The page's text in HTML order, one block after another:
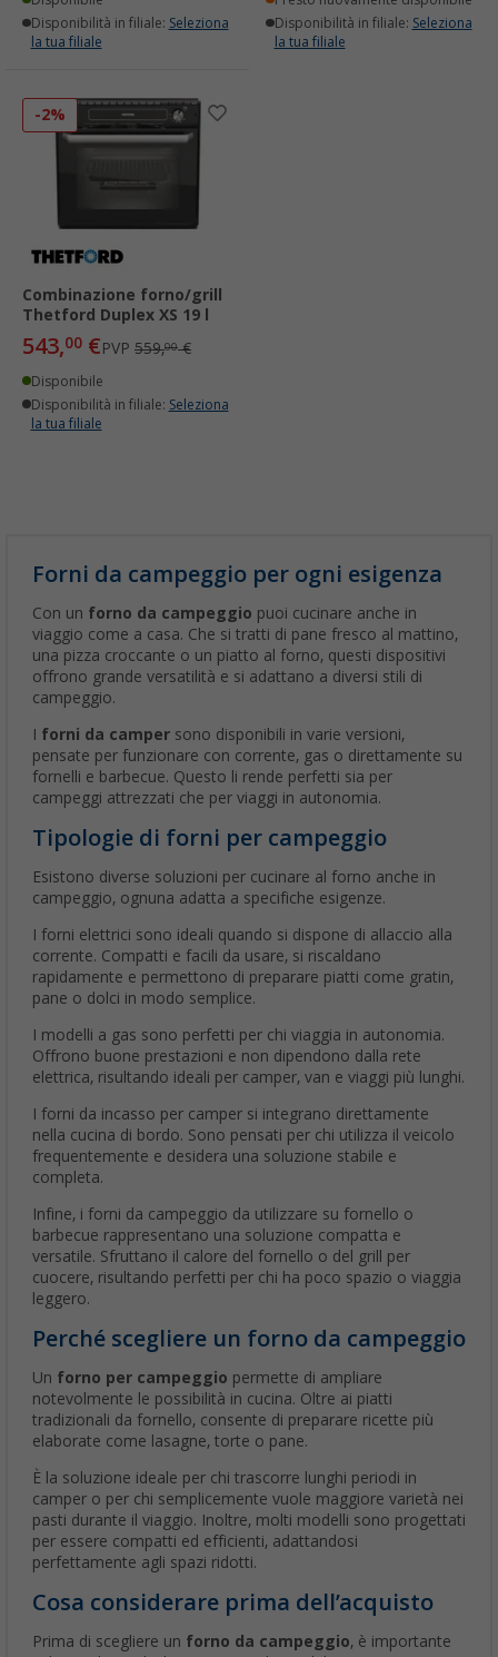
Disponibilità in filiale: Seleziona
la tua filiale
Disponibilità in filiale: Seleziona
la tua filiale
-2%
Combinazione forno/grill
Thetford Duplex XS 19 l
543,00 €PVP 559,00€
Disponibile
Disponibilità in filiale: Seleziona
la tua filiale
Forni da campeggio per ogni esigenza
Con un forno da campeggio puoi cucinare anche in
viaggio come a casa. Che si tratti di pane fresco al mattino,
una pizza croccante o un piatto al forno, questi dispositivi
offrono grande versatilità e si adattano a diversi stili di
campeggio.
I forni da camper sono disponibili in varie versioni,
pensate per funzionare con corrente, gas o direttamente su
fornelli e barbecue. Questo li rende perfetti sia per
campeggi attrezzati che per viaggi in autonomia.
Tipologie di forni per campeggio
Esistono diverse soluzioni per cucinare al forno anche in
campeggio, ognuna adatta a specifiche esigenze.
I forni elettrici sono ideali quando si dispone di allaccio alla
corrente. Compatti e facili da usare, si riscaldano
rapidamente e permettono di preparare piatti come gratin,
pane o dolci in modo semplice.
I modelli a gas sono perfetti per chi viaggia in autonomia.
Offrono buone prestazioni e non dipendono dalla rete
elettrica, risultando ideali per camper, van e viaggi più lunghi.
I forni da incasso per camper si integrano direttamente
nella cucina di bordo. Sono pensati per chi utilizza il veicolo
frequentemente e desidera una soluzione stabile e
completa.
Infine, i forni da campeggio da utilizzare su fornello o
barbecue rappresentano una soluzione compatta e
versatile. Sfruttano il calore del fornello o del grill per
cuocere, risultando perfetti per chi ha poco spazio o viaggia
leggero.
Perché scegliere un forno da campeggio
Un forno per campeggio permette di ampliare
notevolmente le possibilità in cucina. Oltre ai piatti
tradizionali da fornello, consente di preparare ricette più
elaborate come lasagne, torte o pane.
È la soluzione ideale per chi trascorre lunghi periodi in
camper o per chi semplicemente vuole maggiore varietà nei
pasti durante il viaggio. Inoltre, molti modelli sono progettati
per essere compatti ed efficienti, adattandosi
perfettamente agli spazi ridotti.
Cosa considerare prima dell’acquisto
Prima di scegliere un forno da campeggio, è importante